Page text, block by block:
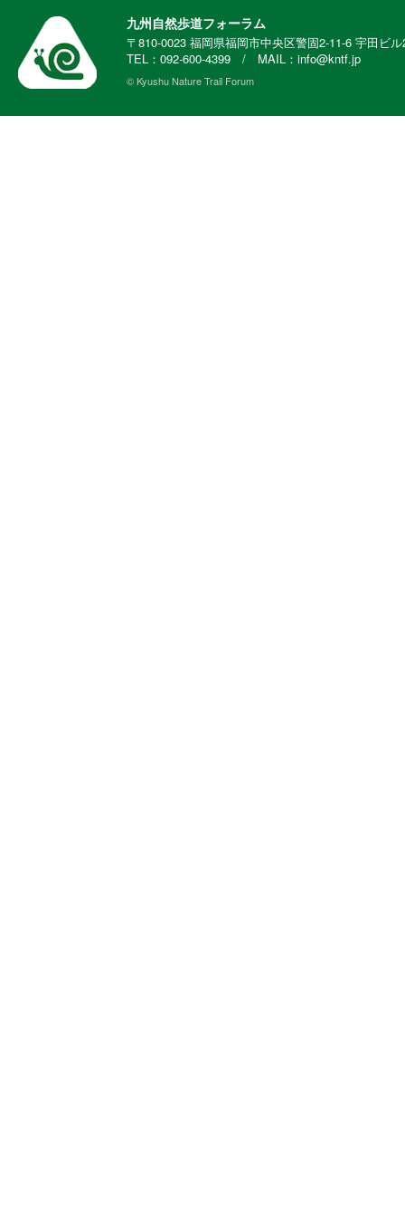
九州自然歩道フォーラム
〒810-0023 福岡県福岡市中央区警固2-11-6 宇田ビ
TEL：092-600-4399 / MAIL：info@kntf.jp
© Kyushu Nature Trail Forum